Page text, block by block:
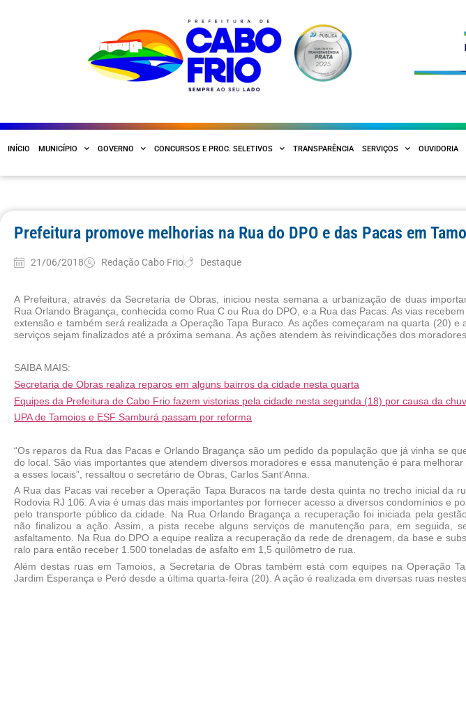
INÍCIO MUNICÍPIO GOVERNO CONCURSOS E PROC. SELETIVOS TRANSPARÊNCIA SERVIÇOS OUVIDORIA
Prefeitura promove melhorias na Rua do DPO e das Pacas em
21/06/2018 Redação Cabo Frio Destaque
A Prefeitura, através da Secretaria de Obras, iniciou nesta semana a urbanização de duas
Rua Orlando Bragança, conhecida como Rua C ou Rua do DPO, e a Rua das Pacas. As vias
extensão e também será realizada a Operação Tapa Buraco. As ações começaram na quarta (20) e
serviços sejam finalizados até a próxima semana. As ações atendem às reivindicações dos moradores.
SAIBA MAIS:
Secretaria de Obras realiza reparos em alguns bairros da cidade nesta quarta
Equipes da Prefeitura de Cabo Frio fazem vistorias pela cidade nesta segunda (18) por causa da
UPA de Tamoios e ESF Samburá passam por reforma
“Os reparos da Rua das Pacas e Orlando Bragança são um pedido da população que já vinha se
do local. São vias importantes que atendem diversos moradores e essa manutenção é para
a esses locais”, ressaltou o secretário de Obras, Carlos Sant’Anna.
A Rua das Pacas vai receber a Operação Tapa Buracos na tarde desta quinta no trecho inicial da
Rodovia RJ 106. A via é umas das mais importantes por fornecer acesso a diversos condomínios e
pelo transporte público da cidade. Na Rua Orlando Bragança a recuperação foi iniciada pela
não finalizou a ação. Assim, a pista recebe alguns serviços de manutenção para, em seguida,
asfaltamento. Na Rua do DPO a equipe realiza a recuperação da rede de drenagem, da base e
ralo para então receber 1.500 toneladas de asfalto em 1,5 quilômetro de rua.
Além destas ruas em Tamoios, a Secretaria de Obras também está com equipes na Operação
Jardim Esperança e Peró desde a última quarta-feira (20). A ação é realizada em diversas ruas